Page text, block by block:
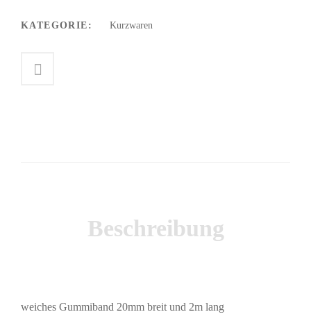
KATEGORIE: Kurzwaren
Beschreibung
weiches Gummiband 20mm breit und 2m lang